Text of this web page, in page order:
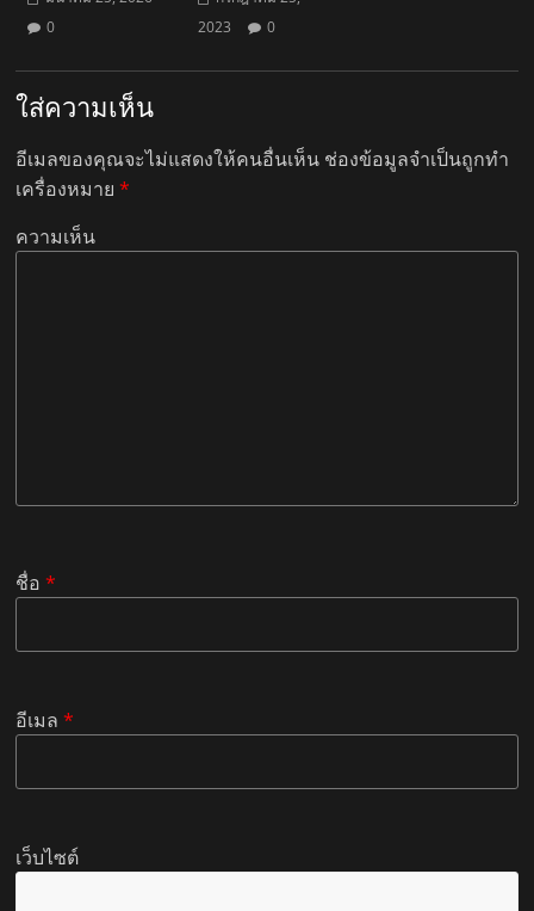
0
2023
0
ใส่ความเห็น
อีเมลของคุณจะไม่แสดงให้คนอื่นเห็น ช่องข้อมูลจำเป็นถูกทำ
เครื่องหมาย*
ความเห็น
ชื่อ*
อีเมล*
เว็บไซต์